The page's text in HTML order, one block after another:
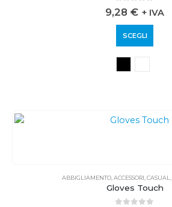
0 out of 5
9,28 € + IVA
SCEGLI
ABBIGLIAMENTO,ACCESSORI ,CASUAL,
Gloves Touch